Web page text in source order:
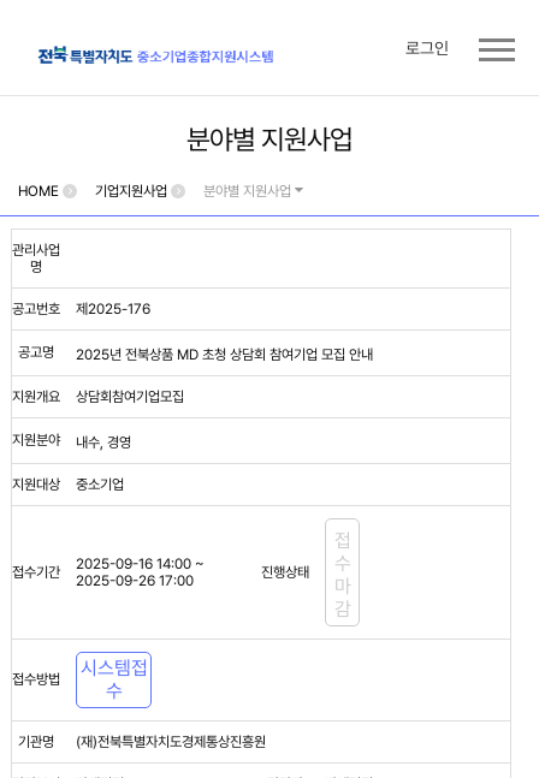
로그인
분야별 지원사업
HOME 기업지원사업 분야별 지원사업
관리사업
명
공고번호 제2025-176
공고명 2025년 전북상품 MD 초청 상담회 참여기업 모집 안내
지원개요 상담회참여기업모집
지원분야 내수, 경영
지원대상 중소기업
접수기간
2025-09-16 14:00 ~
2025-09-26 17:00
진행상태
접
수
마
감
접수방법
시스템접
수
기관명 (재)전북특별자치도경제통상진흥원